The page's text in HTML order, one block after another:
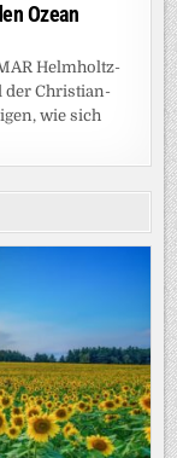
Ozean
Helmholtz-
der Christian-
wie sich